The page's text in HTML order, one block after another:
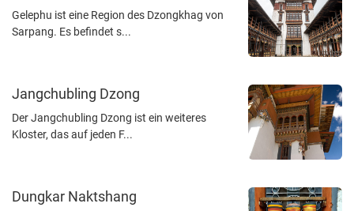
Gelephu ist eine Region des Dzongkhag von
Sarpang. Es befindet s...
Jangchubling Dzong
Der Jangchubling Dzong ist ein weiteres
Kloster, das auf jeden F...
Dungkar Naktshang